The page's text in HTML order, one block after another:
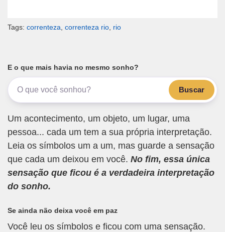
Tags: correnteza correnteza rio rio
E o que mais havia no mesmo sonho?
Buscar
Um acontecimento, um objeto, um lugar, uma
pessoa... cada um tem a sua própria interpretação.
Leia os símbolos um a um, mas guarde a sensação
que cada um deixou em você. No fim, essa única
sensação que ficou é a verdadeira interpretação
do sonho.
Se ainda não deixa você em paz
Você leu os símbolos e ficou com uma sensação.